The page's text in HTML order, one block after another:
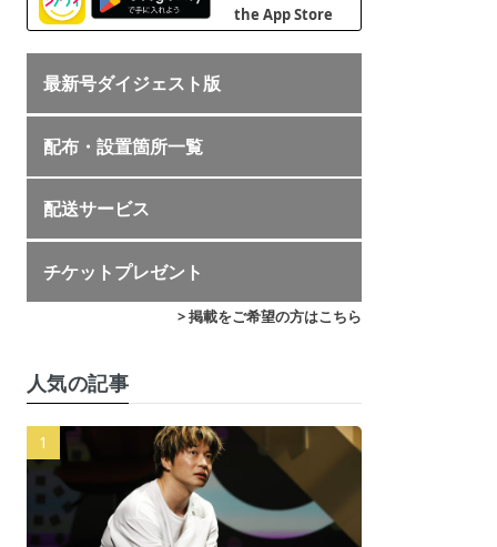
最新号ダイジェスト版
配布・設置箇所一覧
配送サービス
チケットプレゼント
> 掲載をご希望の方はこちら
人気の記事